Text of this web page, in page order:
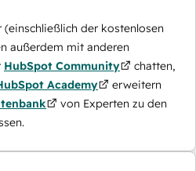
der kostenlosen
außerdem mit anderen
HubSpot Community
chatten,
Academy
erweitern
von Experten zu den